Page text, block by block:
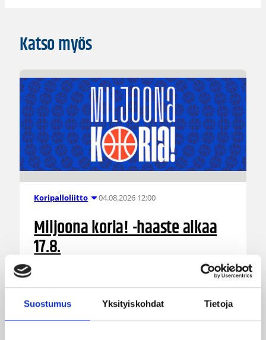
Suostumus Yksityiskohdat Tietoja
Katso myös
Koripalloliitto 04.08.2026 12:00
Miljoona koria! -haaste alkaa
17.8.
Haaste tarjoaa seuroille valmiin konseptin
innostaa mukaan uusia pelaajia ja syventää
yhteistyötä koulujen kanssa.